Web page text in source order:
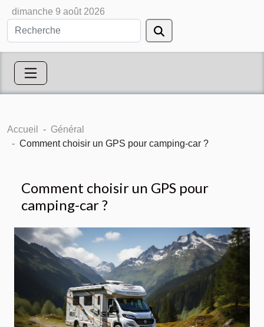
dimanche 9 août 2026
Accueil
Général
Comment choisir un GPS pour camping-car ?
Comment choisir un GPS pour
camping-car ?